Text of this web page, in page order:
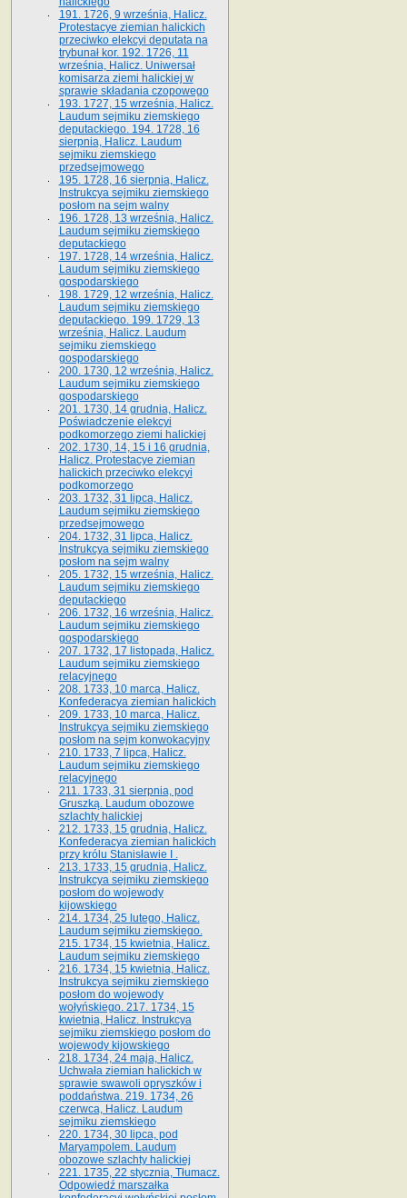
191. 1726, 9 września, Halicz.
Protestacye ziemian halickich
przeciwko elekcyi deputata na
trybunał kor. 192. 1726, 11
września, Halicz. Uniwersał
komisarza ziemi halickiej w
sprawie składania czopowego
193. 1727, 15 września, Halicz.
Laudum sejmiku ziemskiego
deputackiego. 194. 1728, 16
sierpnia, Halicz. Laudum
sejmiku ziemskiego
przedsejmowego
195. 1728, 16 sierpnia, Halicz.
Instrukcya sejmiku ziemskiego
posłom na sejm walny
196. 1728, 13 września, Halicz.
Laudum sejmiku ziemskiego
deputackiego
197. 1728, 14 września, Halicz.
Laudum sejmiku ziemskiego
gospodarskiego
198. 1729, 12 września, Halicz.
Laudum sejmiku ziemskiego
deputackiego. 199. 1729, 13
września, Halicz. Laudum
sejmiku ziemskiego
gospodarskiego
200. 1730, 12 września, Halicz.
Laudum sejmiku ziemskiego
gospodarskiego
201. 1730, 14 grudnia, Halicz.
Poświadczenie elekcyi
podkomorzego ziemi halickiej
202. 1730, 14, 15 i 16 grudnia,
Halicz. Protestacye ziemian
halickich przeciwko elekcyi
podkomorzego
203. 1732, 31 lipca, Halicz.
Laudum sejmiku ziemskiego
przedsejmowego
204. 1732, 31 lipca, Halicz.
Instrukcya sejmiku ziemskiego
posłom na sejm walny
205. 1732, 15 września, Halicz.
Laudum sejmiku ziemskiego
deputackiego
206. 1732, 16 września, Halicz.
Laudum sejmiku ziemskiego
gospodarskiego
207. 1732, 17 listopada, Halicz.
Laudum sejmiku ziemskiego
relacyjnego
208. 1733, 10 marca, Halicz.
Konfederacya ziemian halickich­
209. 1733, 10 marca, Halicz.
Instrukcya sejmiku ziemskiego
posłom na sejm konwokacyjny
210. 1733, 7 lipca, Halicz.
Laudum sejmiku ziemskiego
relacyjnego
211. 1733, 31 sierpnia, pod
Gruszką. Laudum obozowe
szlachty halickiej
212. 1733, 15 grudnia, Halicz.
Konfederacya ziemian halickich
przy królu Stanisławie I .
213. 1733, 15 grudnia, Halicz.
Instrukcya sejmiku ziemskiego
posłom do wojewody
kijowskiego
214. 1734, 25 lutego, Halicz.
Laudum sejmiku ziemskiego.
215. 1734, 15 kwietnia, Halicz.
Laudum sejmiku ziemskiego
216. 1734, 15 kwietnia, Halicz.
Instrukcya sejmiku ziemskiego
posłom do wojewody
wołyńskiego. 217. 1734, 15
kwietnia, Halicz. Instrukcya
sejmiku ziemskiego posłom do
wojewody kijowskiego
218. 1734, 24 maja, Halicz.
Uchwała ziemian halickich w
sprawie swawoli opryszków i
poddaństwa. 219. 1734, 26
czerwca, Halicz. Laudum
sejmiku ziemskiego
220. 1734, 30 lipca, pod
Maryampolem. Laudum
obozowe szlachty halickiej
221. 1735, 22 stycznia, Tłumacz.
Odpowiedź marszałka